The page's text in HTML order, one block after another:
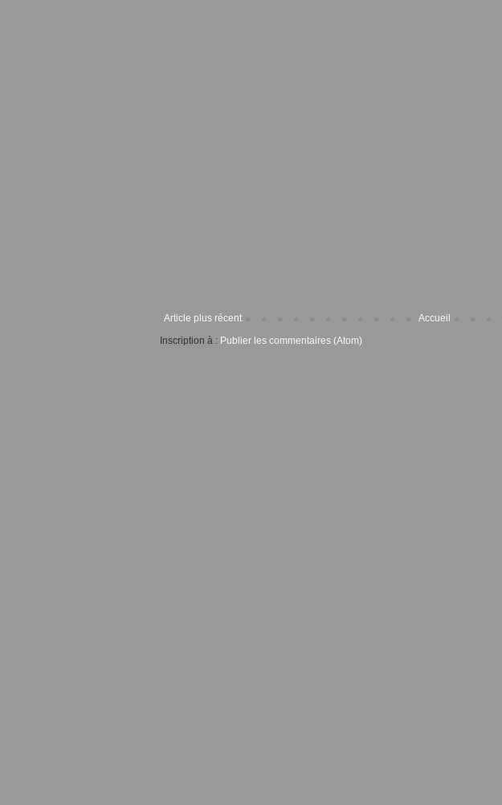
Article plus récent
Accueil
Inscription à : Publier les commentaires (Atom)